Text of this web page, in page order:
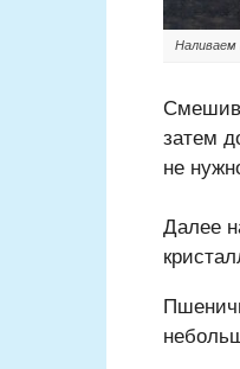
Наливаем
затем
не
Далее